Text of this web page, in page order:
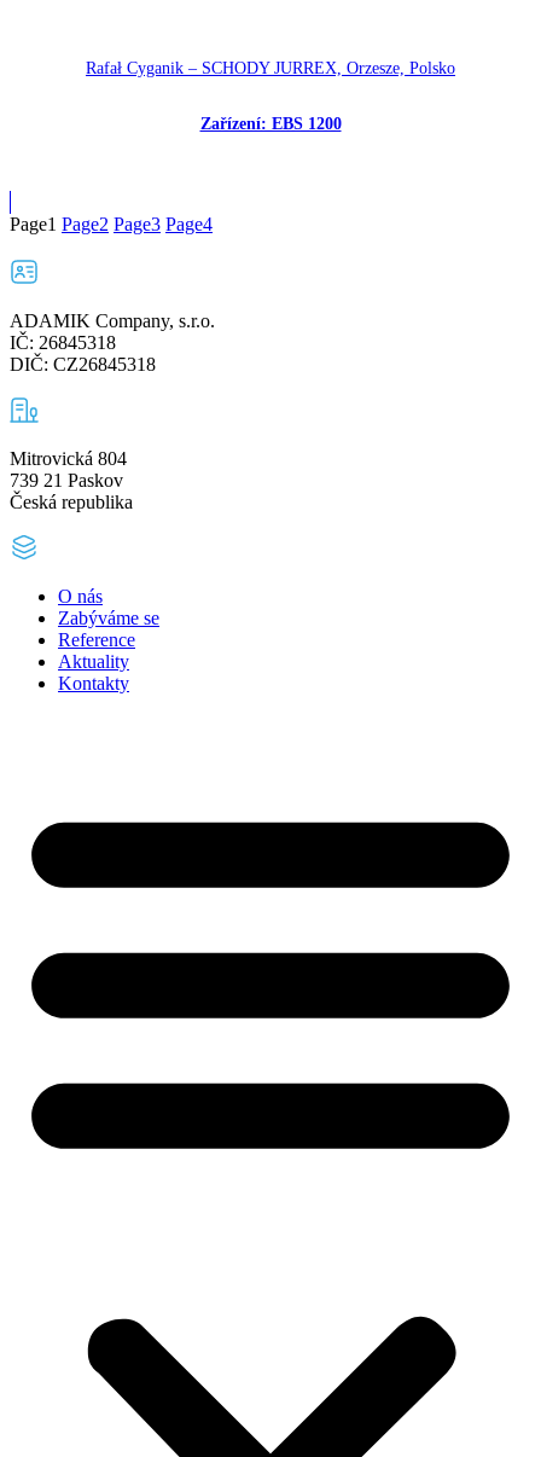
Rafał Cyganik – SCHODY JURREX, Orzesze, Polsko
Zařízení: EBS 1200
Page1 Page2 Page3 Page4
ADAMIK Company, s.r.o.
IČ: 26845318
DIČ: CZ26845318
Mitrovická 804
739 21 Paskov
Česká republika
O nás
Zabýváme se
Reference
Aktuality
Kontakty